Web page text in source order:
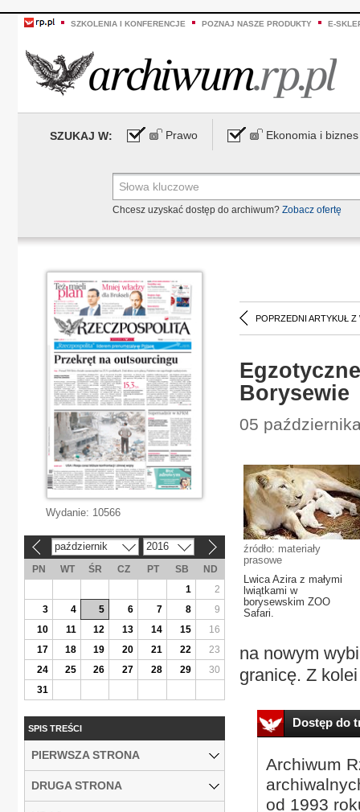
SZKOLENIA I KONFERENCJE POZNAJ NASZE PRODUKTY E-
SZUKAJ W: Prawo Ekonomia i biznes
Chcesz uzyskać dostęp do archiwum? Zobacz ofertę
POPRZEDNI ARTYKUŁ Z
Borysewie
05
źródło: materiały
prasowe
Lwica Azira z małymi
lwiątkami w
borysewskim ZOO
Safari.
na nowym
granicę. Z
Dostęp do
Archiwum
od 1993
Wydanie: 10566
październik 2016
PN WT ŚR CZ PT SB
ND
1
2
3
4 5 6 7 8
9
10
11 12 13 14 15
16
17
18 19 20 21 22
23
24
25 26 27 28 29
30
31
SPIS TREŚCI
PIERWSZA STRONA
DRUGA STRONA